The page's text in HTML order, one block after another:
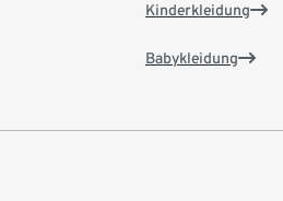
Kinderkleidung
Babykleidung